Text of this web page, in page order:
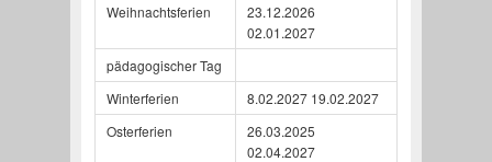
Weihnachtsferien
23.12.2026
02.01.2027
pädagogischer Tag
Winterferien
8.02.2027 19.02.2027
Osterferien
26.03.2025
02.04.2027